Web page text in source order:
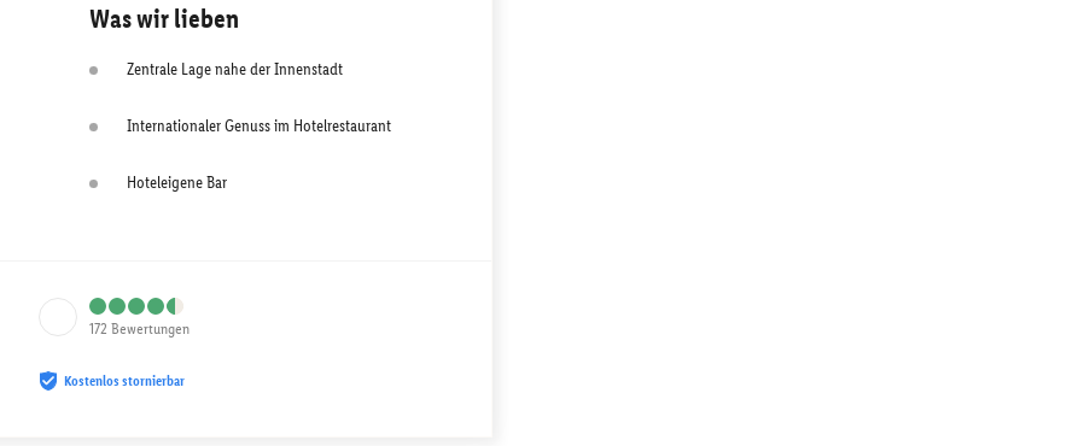
Was wir lieben
Zentrale Lage nahe der Innenstadt
Internationaler Genuss im Hotelrestaurant
Hoteleigene Bar
172 Bewertungen
Kostenlos stornierbar